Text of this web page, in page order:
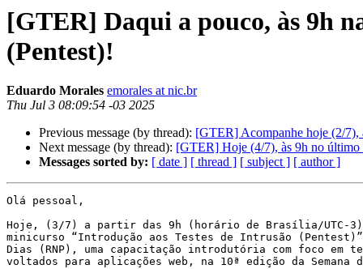
[GTER] Daqui a pouco, às 9h
(Pentest)!
Eduardo Morales emorales at nic.br
Thu Jul 3 08:09:54 -03 2025
Previous message (by thread): [GTER] Acompanhe hoje (2/7),
Next message (by thread): [GTER] Hoje (4/7), às 9h no último
Messages sorted by: [ date ] [ thread ] [ subject ] [ author ]
Olá pessoal,
Hoje, (3/7) a partir das 9h (horário de Brasília/UTC-
minicurso “Introdução aos Testes de Intrusão
Dias (RNP), uma capacitação introdutória com foco em
voltados para aplicações web, na 10ª edição da Semana